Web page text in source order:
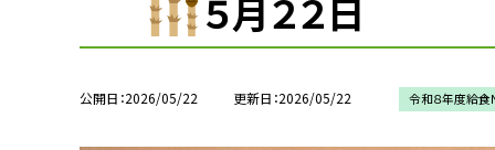
５月２２日
公開日 2026/05/22 更新日 2026/05/22 令和８年度給食